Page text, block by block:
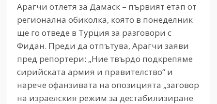
Арагчи отлетя за Дамаск – първият етап от
регионална обиколка, която в понеделник
ще го отведе в Турция за разговори с
Фидан. Преди да отпътува, Арагчи заяви
пред репортери: „Ние твърдо подкрепяме
сирийската армия и правителство“ и
нарече офанзивата на опозицията „заговор
на израелския режим за дестабилизиране